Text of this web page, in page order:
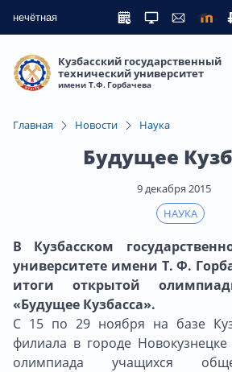
нечётная
Кузбасский государственный
технический университет
имени Т.Ф. Горбачева
Главная Новости Наука
Будущее
9 декабря 2015
НАУКА
В Кузбасском
университете имени Т. Ф.
итоги открытой
«Будущее Кузбасса».
С 15 по 29 ноября на базе
филиала в городе
олимпиада учащихся